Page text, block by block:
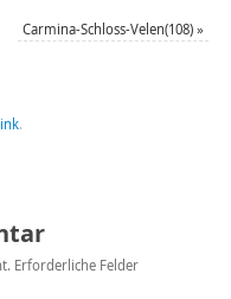
Carmina-Schloss-Velen(108) »
.
Erforderliche Felder